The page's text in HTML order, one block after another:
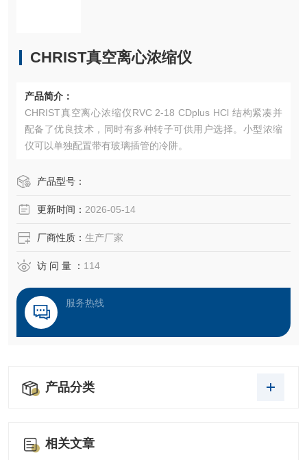
CHRIST真空离心浓缩仪
产品简介：
CHRIST真空离心浓缩仪RVC 2-18 CDplus HCl 结构紧凑并
配备了优良技术，同时有多种转子可供用户选择。小型浓缩
仪可以单独配置带有玻璃插管的冷阱。
产品型号：
更新时间： 2026-05-14
厂商性质： 生产厂家
访 问 量 ： 114
服务热线
产品分类
相关文章